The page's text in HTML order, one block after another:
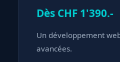
Dès CHF 1'390.-
Un développement
avancées.